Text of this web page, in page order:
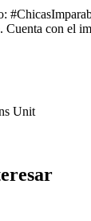
. Cuenta con el
Unit